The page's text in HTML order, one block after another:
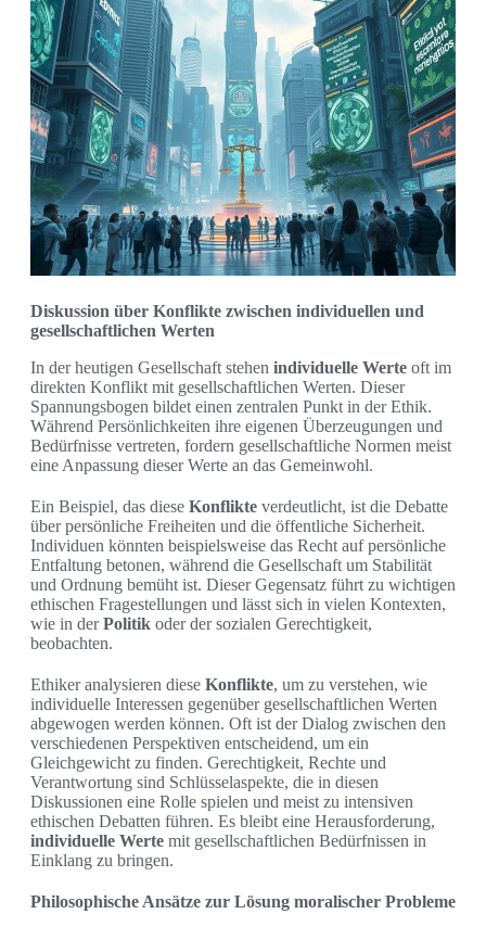
Diskussion über Konflikte zwischen individuellen und
gesellschaftlichen Werten
In der heutigen Gesellschaft stehen individuelle Werte oft im
direkten Konflikt mit gesellschaftlichen Werten. Dieser
Spannungsbogen bildet einen zentralen Punkt in der Ethik.
Während Persönlichkeiten ihre eigenen Überzeugungen und
Bedürfnisse vertreten, fordern gesellschaftliche Normen meist
eine Anpassung dieser Werte an das Gemeinwohl.
Ein Beispiel, das diese Konflikte verdeutlicht, ist die Debatte
über persönliche Freiheiten und die öffentliche Sicherheit.
Individuen könnten beispielsweise das Recht auf persönliche
Entfaltung betonen, während die Gesellschaft um Stabilität
und Ordnung bemüht ist. Dieser Gegensatz führt zu wichtigen
ethischen Fragestellungen und lässt sich in vielen Kontexten,
wie in derPolitik oder der sozialen Gerechtigkeit,
beobachten.
Ethiker analysieren diese Konflikte, um zu verstehen, wie
individuelle Interessen gegenüber gesellschaftlichen Werten
abgewogen werden können. Oft ist der Dialog zwischen den
verschiedenen Perspektiven entscheidend, um ein
Gleichgewicht zu finden. Gerechtigkeit, Rechte und
Verantwortung sind Schlüsselaspekte, die in diesen
Diskussionen eine Rolle spielen und meist zu intensiven
ethischen Debatten führen. Es bleibt eine Herausforderung,
individuelle Werte mit gesellschaftlichen Bedürfnissen in
Einklang zu bringen.
Philosophische Ansätze zur Lösung moralischer Probleme